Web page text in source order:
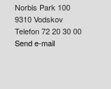
Norbis Park 100
9310 Vodskov
Telefon 72 20 30 00
Send e-mail